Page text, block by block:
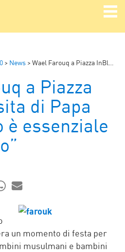
> News > Wael Farouq a Piazza InBlu: “Visita di Papa Francesco è essenziale per l’Egitto”
a Piazza
di Papa
è essenziale
MAIL
un momento di festa per
musulmani e bambini